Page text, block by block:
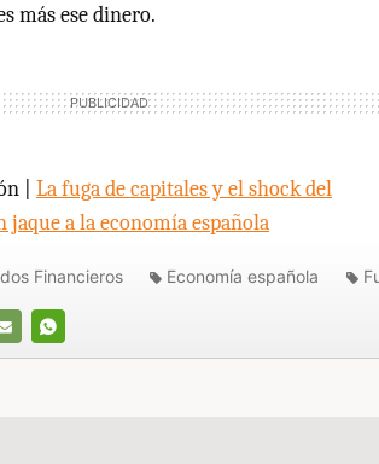
más ese dinero.
| La fuga de capitales y el shock del
jaque a la economía española
WHATSAPP
Financieros Economía española